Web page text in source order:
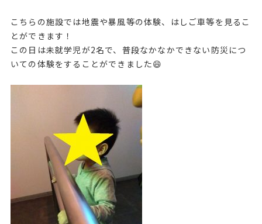
こちらの施設では地震や暴風等の体験、はしご車等を見るこ
とができます！
この日は未就学児が2名で、普段なかなかできない防災につ
いての体験をすることができました😄